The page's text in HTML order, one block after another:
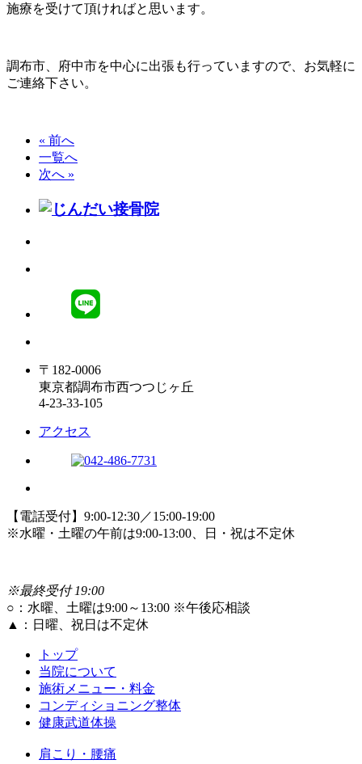
施療を受けて頂ければと思います。
調布市、府中市を中心に出張も行っていますので、お気軽に
ご連絡下さい。
« 前へ
一覧へ
次へ »
〒182-0006
東京都調布市西つつじヶ丘
4-23-33-105
アクセス
【電話受付】9:00-12:30／15:00-19:00
※水曜・土曜の午前は9:00-13:00、日・祝は不定休
※最終受付 19:00
○ ：水曜、土曜は9:00～13:00 ※午後応相談
▲
：日曜、祝日は不定休
トップ
当院について
施術メニュー・料金
コンディショニング整体
健康武道体操
肩こり・腰痛